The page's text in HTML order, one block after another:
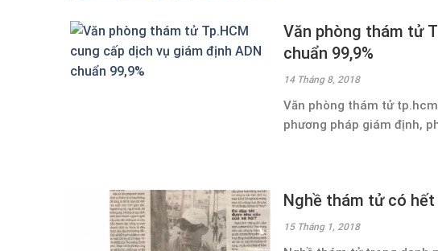
Văn phòng thám tử
chuẩn 99,9%
14 Tháng 8, 2018
Văn phòng thám tử
phương pháp giám định,
Nghề thám tử có hết
15 Tháng 1, 2018